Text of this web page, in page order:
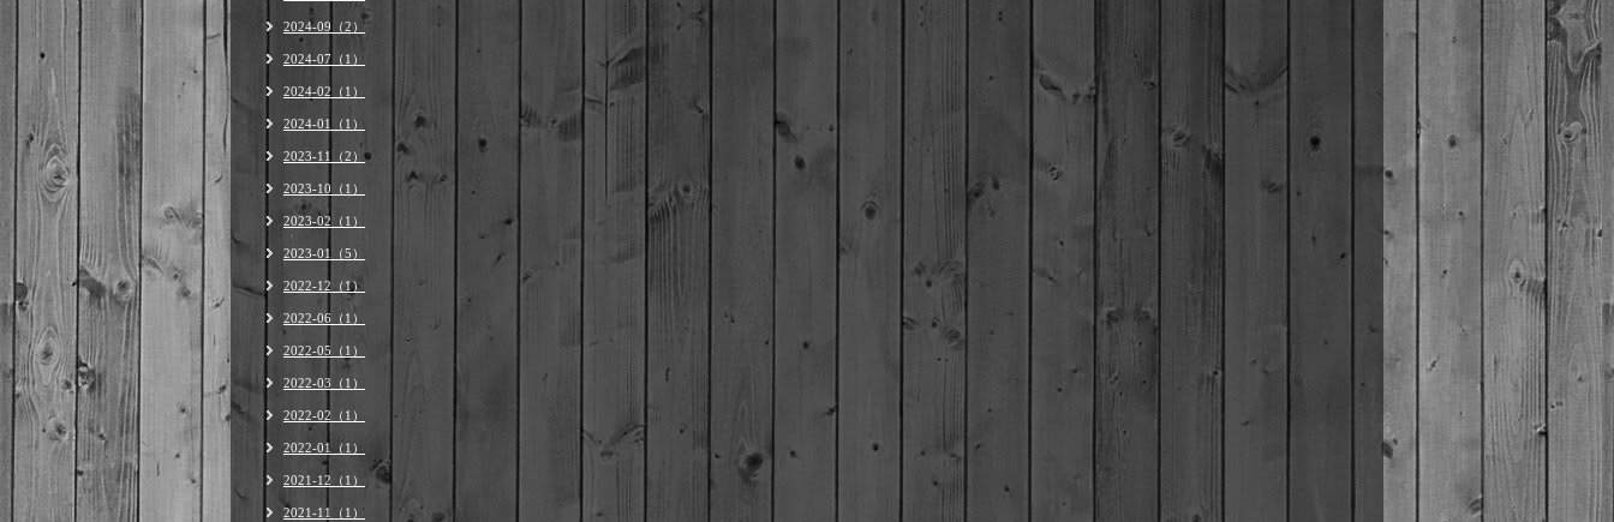
2024-09（2）
2024-07（1）
2024-02（1）
2024-01（1）
2023-11（2）
2023-10（1）
2023-02（1）
2023-01（5）
2022-12（1）
2022-06（1）
2022-05（1）
2022-03（1）
2022-02（1）
2022-01（1）
2021-12（1）
2021-11（1）